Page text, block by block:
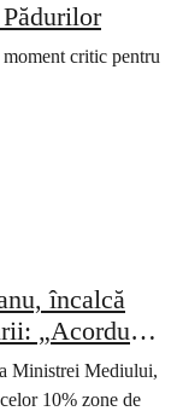
critic pentru
încalcă
„Acordul
a evita
Ministrei Mediului,
10% zone de